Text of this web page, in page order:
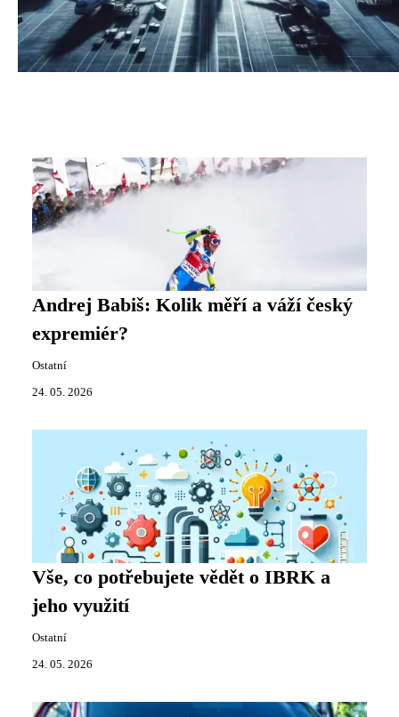
Andrej Babiš: Kolik měří a váží český
expremiér?
Ostatní
24. 05. 2026
Vše, co potřebujete vědět o IBRK a
jeho využití
Ostatní
24. 05. 2026